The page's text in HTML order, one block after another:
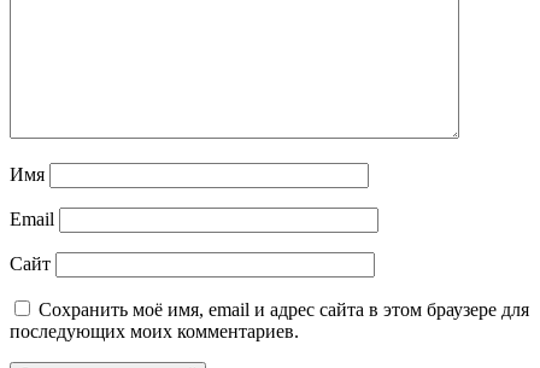
Имя
Email
Сайт
Сохранить моё имя, email и адрес сайта в этом браузере для
последующих моих комментариев.